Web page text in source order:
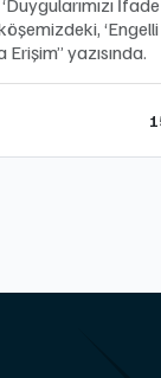
‘Engelli
yazısında.